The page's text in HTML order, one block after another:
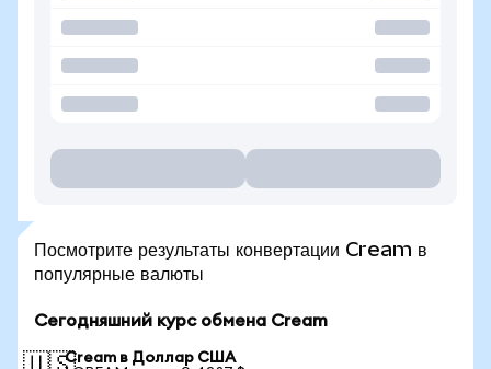
Посмотрите результаты конвертации Cream в
популярные валюты
Сегодняшний курс обмена Cream
Cream в Доллар США